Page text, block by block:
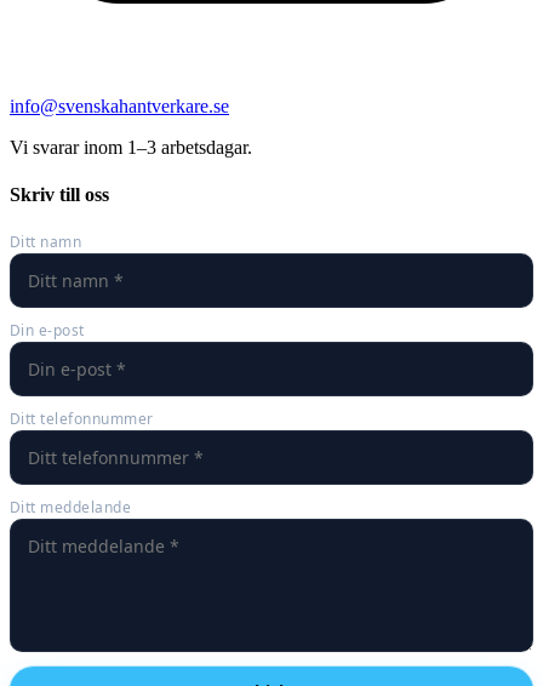
info@svenskahantverkare.se
Vi svarar inom 1–3 arbetsdagar.
Skriv till oss
Ditt namn
Din e-post
Ditt telefonnummer
Ditt meddelande